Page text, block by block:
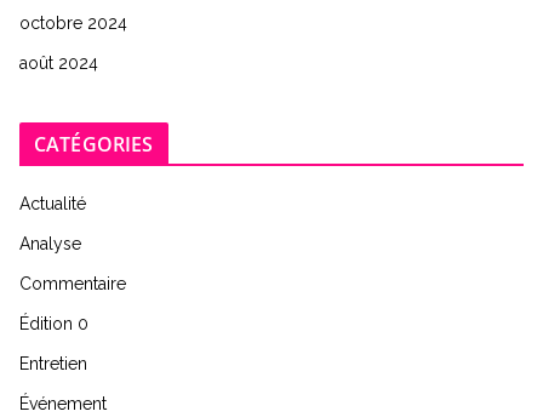
octobre 2024
août 2024
CATÉGORIES
Actualité
Analyse
Commentaire
Édition 0
Entretien
Événement